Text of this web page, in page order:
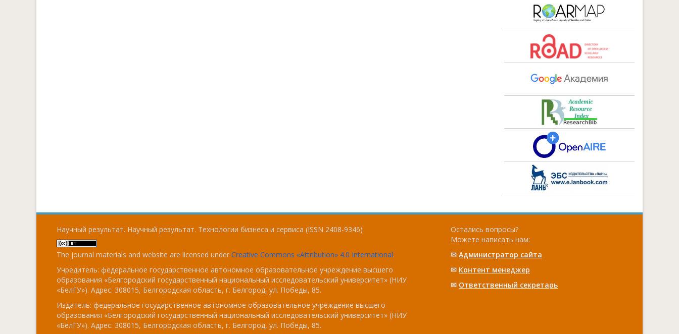
Научный результат. Научный результат. Технологии бизнеса и сервиса (ISSN 2408-9346)
The journal materials and website are licensed under Creative Commons «Attribution» 4.0 International.
Учредитель: федеральное государственное автономное образовательное учреждение высшего
образования «Белгородский государственный национальный исследовательский университет» (НИУ
«БелГУ»). Адрес: 308015, Белгородская область, г. Белгород, ул. Победы, 85.
Издатель: федеральное государственное автономное образовательное учреждение высшего
образования «Белгородский государственный национальный исследовательский университет» (НИУ
«БелГУ»). Адрес: 308015, Белгородская область, г. Белгород, ул. Победы, 85.
Остались вопросы?
Можете написать нам:
✉ Администратор сайта
✉ Контент менеджер
✉ Ответственный cекретарь